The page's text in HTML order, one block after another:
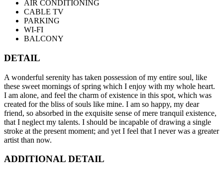
AIR CONDITIONING
CABLE TV
PARKING
WI-FI
BALCONY
DETAIL
A wonderful serenity has taken possession of my entire soul, like
these sweet mornings of spring which I enjoy with my whole heart.
I am alone, and feel the charm of existence in this spot, which was
created for the bliss of souls like mine. I am so happy, my dear
friend, so absorbed in the exquisite sense of mere tranquil existence,
that I neglect my talents. I should be incapable of drawing a single
stroke at the present moment; and yet I feel that I never was a greater
artist than now.
ADDITIONAL DETAIL